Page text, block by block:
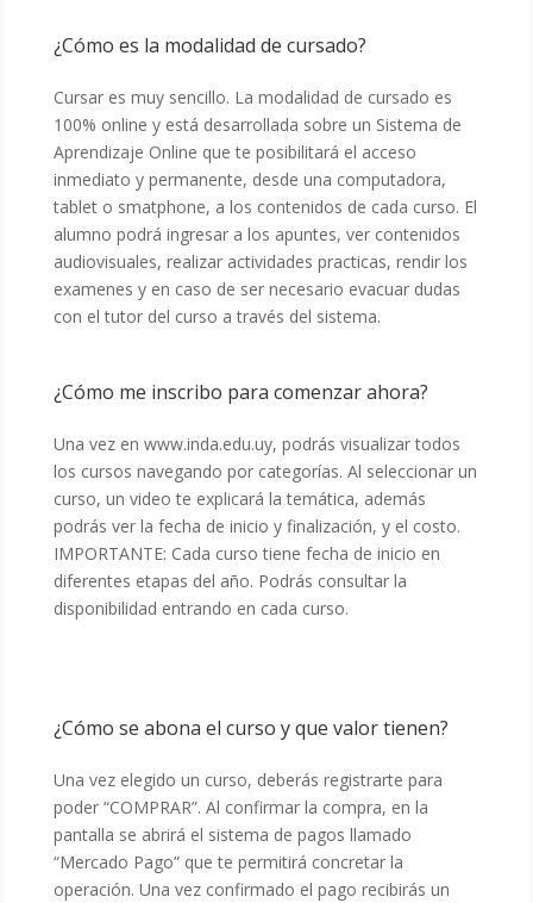
¿Cómo es la modalidad de cursado?
Cursar es muy sencillo. La modalidad de cursado es
100% online y está desarrollada sobre un Sistema de
Aprendizaje Online que te posibilitará el acceso
inmediato y permanente, desde una computadora,
tablet o smatphone, a los contenidos de cada curso. El
alumno podrá ingresar a los apuntes, ver contenidos
audiovisuales, realizar actividades practicas, rendir los
examenes y en caso de ser necesario evacuar dudas
con el tutor del curso a través del sistema.
¿Cómo me inscribo para comenzar ahora?
Una vez en www.inda.edu.uy, podrás visualizar todos
los cursos navegando por categorías. Al seleccionar un
curso, un video te explicará la temática, además
podrás ver la fecha de inicio y finalización, y el costo.
IMPORTANTE: Cada curso tiene fecha de inicio en
diferentes etapas del año. Podrás consultar la
disponibilidad entrando en cada curso.
¿Cómo se abona el curso y que valor tienen?
Una vez elegido un curso, deberás registrarte para
poder “COMPRAR”. Al confirmar la compra, en la
pantalla se abrirá el sistema de pagos llamado
“Mercado Pago” que te permitirá concretar la
operación. Una vez confirmado el pago recibirás un